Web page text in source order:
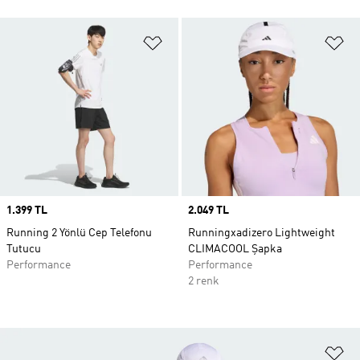
Favori Listesine Ekle
Price
1.399 TL
Running 2 Yönlü Cep Telefonu
Tutucu
Performance
Price
2.049 TL
Runningxadizero Lightweight
CLIMACOOL Şapka
Performance
2 renk